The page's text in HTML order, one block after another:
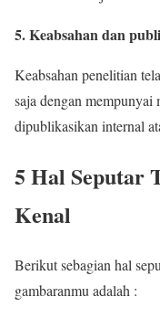
5. Keabsahan dan
Keabsahan penelitian
saja dengan
dipublikasikan internal
5 Hal Seputar
Kenal
Berikut sebagian hal
gambaranmu adalah :